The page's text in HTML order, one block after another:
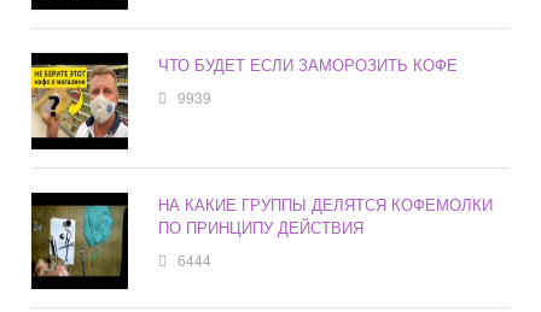
ЧТО БУДЕТ ЕСЛИ ЗАМОРОЗИТЬ КОФЕ
9939
НА КАКИЕ ГРУППЫ ДЕЛЯТСЯ КОФЕМОЛКИ
ПО ПРИНЦИПУ ДЕЙСТВИЯ
6444